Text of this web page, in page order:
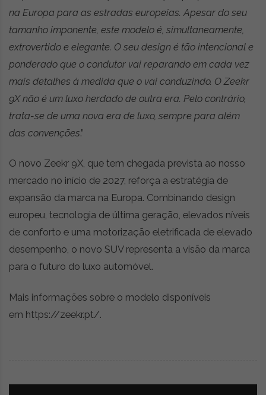
na Europa para as estradas europeias. Apesar do seu
tamanho imponente, este modelo é, simultaneamente,
extrovertido e elegante. O seu design é tão intencional e
ponderado que o condutor vai reparando em cada vez
mais detalhes à medida que o vai conduzindo. O Zeekr
9X não é um luxo herdado de outra era. Pelo contrário,
trata-se de uma nova era de luxo, sempre para além
das convenções.”
O novo Zeekr 9X, que tem chegada prevista ao nosso
mercado no início de 2027, reforça a estratégia de
expansão da marca na Europa. Combinando design
europeu, tecnologia de última geração, elevados níveis
de conforto e uma motorização eletrificada de elevado
desempenho, o novo SUV representa a visão da marca
para o futuro do luxo automóvel.
Mais informações sobre o modelo disponíveis
em https://zeekr.pt/.